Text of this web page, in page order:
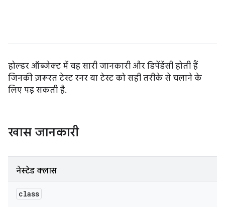
होल्डर ऑब्जेक्ट में वह सारी जानकारी और डिपेंडेंसी होती हैं
जिनकी ज़रूरत टेस्ट रनर या टेस्ट को सही तरीके से चलाने के
लिए पड़ सकती है.
खास जानकारी
नेस्टेड क्लास
class